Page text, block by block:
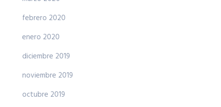
febrero 2020
enero 2020
diciembre 2019
noviembre 2019
octubre 2019